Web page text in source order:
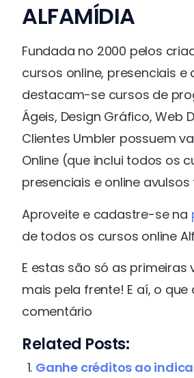
ALFAMÍDIA
Fundada no 2000 pelos
cursos online, presenciais
destacam-se cursos de
Ágeis, Design Gráfico, Web
Clientes Umbler possuem
Online (que inclui todos os
presenciais e online
Aproveite e cadastre-se na
de todos os cursos online
E estas são só as
mais pela frente! E aí, o
comentário
Related Posts:
Ganhe créditos ao